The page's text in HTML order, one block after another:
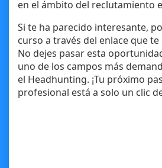
en el ámbito del reclutamiento
Si te ha parecido interesante,
curso a través del enlace que
No dejes pasar esta
uno de los campos más
el Headhunting. ¡Tu próximo
profesional está a solo un clic